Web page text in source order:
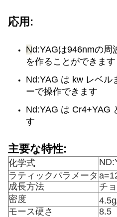
応用:
Nd:YAGは946nmの周
を作ることができます
Nd:YAG は kw レベル
ーで操作できます
Nd:YAG は Cr4+YAG
す
主要な特性:
化学式
ラティックパラメータ
成長方法
チ
密度
モース硬さ
8.5